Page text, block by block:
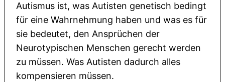
Autismus ist, was Autisten genetisch bedingt
für eine Wahrnehmung haben und was es für
sie bedeutet, den Ansprüchen der
Neurotypischen Menschen gerecht werden
zu müssen. Was Autisten dadurch alles
kompensieren müssen.